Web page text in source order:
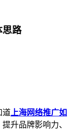
思路
道上海网络推广如
升品牌影响力、